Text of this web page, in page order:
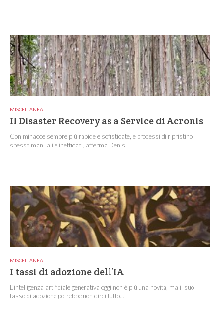
MISCELLANEA
Il Disaster Recovery as a Service di Acronis
Con minacce sempre più rapide e sofisticate, e processi di ripristino
spesso manuali e inefficaci, afferma Denis...
MISCELLANEA
I tassi di adozione dell’IA
L’intelligenza artificiale generativa oggi non è più una novità, ma il suo
tasso di adozione potrebbe non dirci tutto...